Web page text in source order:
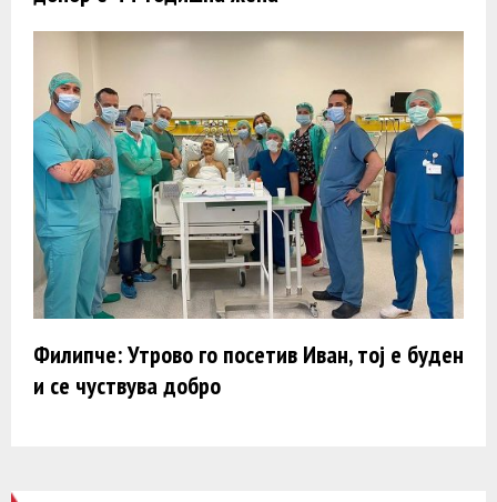
Филипче: Утрово го посетив Иван, тој е буден
и се чуствува добро